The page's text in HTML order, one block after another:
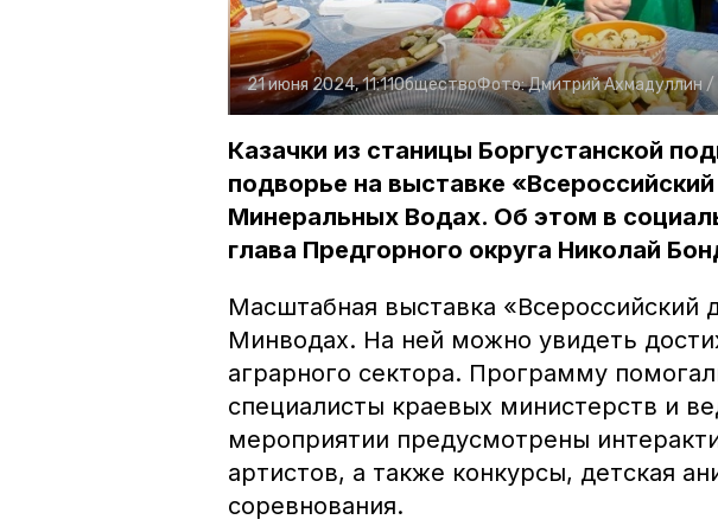
21 июня 2024, 11:11ОбществоФото:Дмитрий Ахмадуллин /
Казачки из станицы Боргустанской
подворье на выставке
Минеральных Водах. Об этом в
глава Предгорного округа Николай
Масштабная выставка «Всероссийский
Минводах. На ней можно увидеть
аграрного сектора. Программу
специалисты краевых министерств и
мероприятии предусмотрены
артистов, а также конкурсы, детская
соревнования.